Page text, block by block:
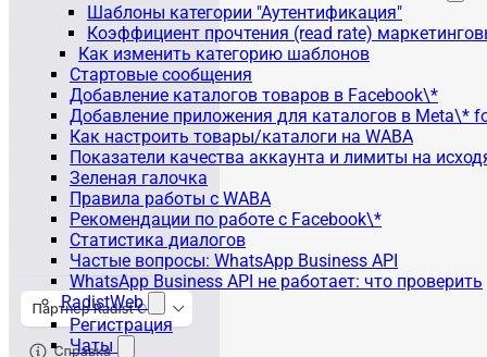
Шаблоны категории "Аутентификация"
Коэффициент прочтения (read rate)
Как изменить категорию шаблонов
Стартовые сообщения
Добавление каталогов товаров в Facebook\*
Добавление приложения для каталогов в Meta\*
Как настроить товары/каталоги на WABA
Показатели качества аккаунта и лимиты на
Зеленая галочка
Правила работы с WABA
Рекомендации по работе с Facebook\*
Статистика диалогов
Частые вопросы: WhatsApp Business API
WhatsApp Business API не работает: что проверить
RadistWeb
Регистрация
Чаты